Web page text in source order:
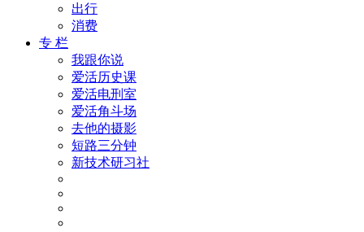
出行
消费
专 栏
我跟你说
爱活历史课
爱活电刑室
爱活角斗场
去他的摄影
短路三分钟
新技术研习社